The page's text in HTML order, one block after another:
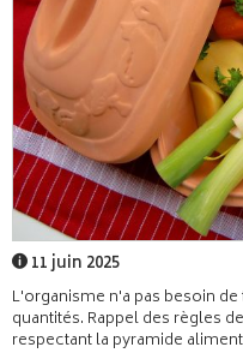
11 juin 2025
L'organisme n'a pas besoin
quantités. Rappel des règles
respectant la pyramide